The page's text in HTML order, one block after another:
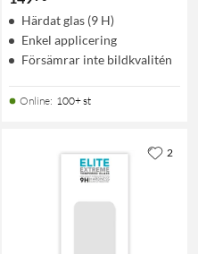
Härdat glas (9 H)
Enkel applicering
Försämrar inte bildkvalitén
Online: 100+ st
2